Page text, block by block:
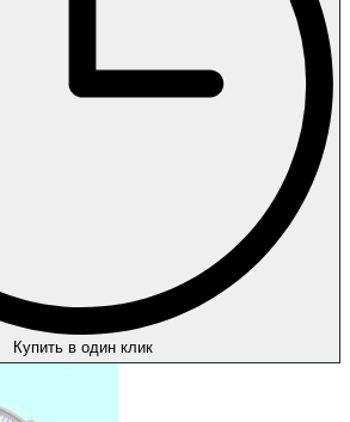
Купить в один клик